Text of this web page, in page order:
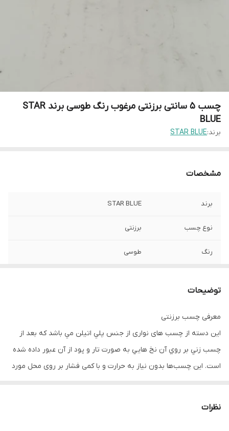
چسب ۵ سانتی برزنتی مرغوب رنگ طوسی برند STAR
BLUE
برند:STAR BLUE
مشخصات
برند STAR BLUE
نوع چسب برزنتی
رنگ طوسی
سایر توضیحات
بالا -قدرت چسبندگی فوق العاده قوی -مقاومت
بالا در برابر پاره شدن -حساسیت کم نسبت به
-عرض ۵ سانتی متر -طول ۲۵ یارد
توضیحات
معرفی چسب برزنتی
اين دسته از چسب های نواری از جنس پلي اتيلن مي باشد كه بعد از
چسب زني بر روي آن نخ هايي به صورت تار و پود از آن عبور داده شده
است. این چسب‌ها بدون نیاز به حرارت و با کمی فشار بر روی محل مورد
نظرات